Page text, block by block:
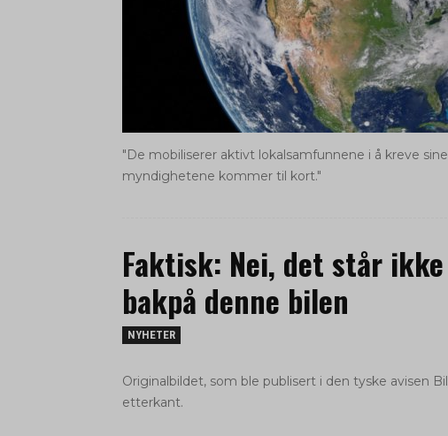
"De mobiliserer aktivt lokalsamfunnene i å kreve
myndighetene kommer til kort."
Faktisk: Nei, det står
bakpå denne bilen
NYHETER
Originalbildet, som ble publisert i den tyske avisen
etterkant.